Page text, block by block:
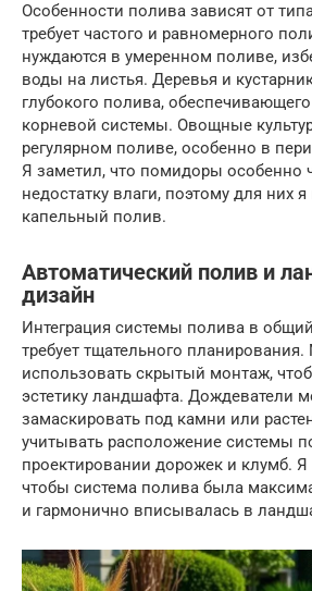
Особенности полива зависят от
требует частого и равномерного
нуждаются в умеренном поливе,
воды на листья. Деревья и
глубокого полива,
корневой системы. Овощные
регулярном поливе, особенно в
Я заметил, что помидоры особенно
недостатку влаги, поэтому для них
капельный полив.
Автоматический полив и
дизайн
Интеграция системы полива в
требует тщательного
использовать скрытый монтаж,
эстетику ландшафта. Дождеватели
замаскировать под камни или
учитывать расположение системы
проектировании дорожек и клумб. Я
чтобы система полива была
и гармонично вписывалась в